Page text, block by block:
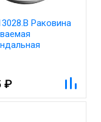
Раковина
₽